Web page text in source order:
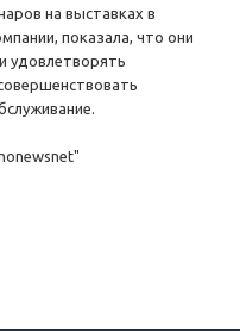
на выставках в
показала, что они
удовлетворять